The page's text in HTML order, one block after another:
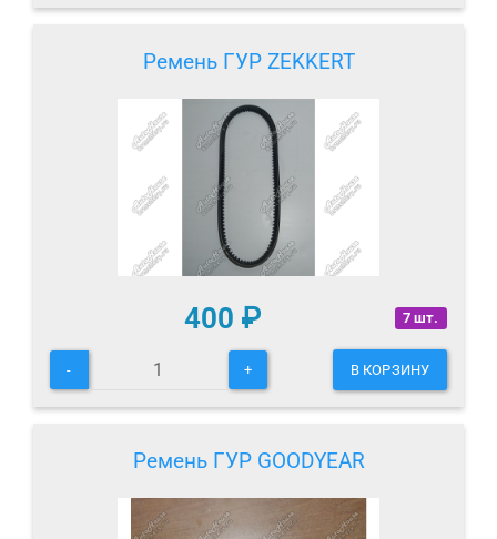
Ремень ГУР ZEKKERT
7 шт.
400 ₽
- + В КОРЗИНУ
Ремень ГУР GOODYEAR